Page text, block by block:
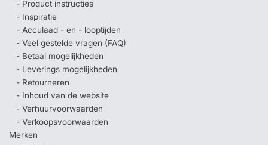
- Product instructies
- Inspiratie
- Acculaad - en - looptijden
- Veel gestelde vragen (FAQ)
- Betaal mogelijkheden
- Leverings mogelijkheden
- Retourneren
- Inhoud van de website
- Verhuurvoorwaarden
- Verkoopsvoorwaarden
Merken